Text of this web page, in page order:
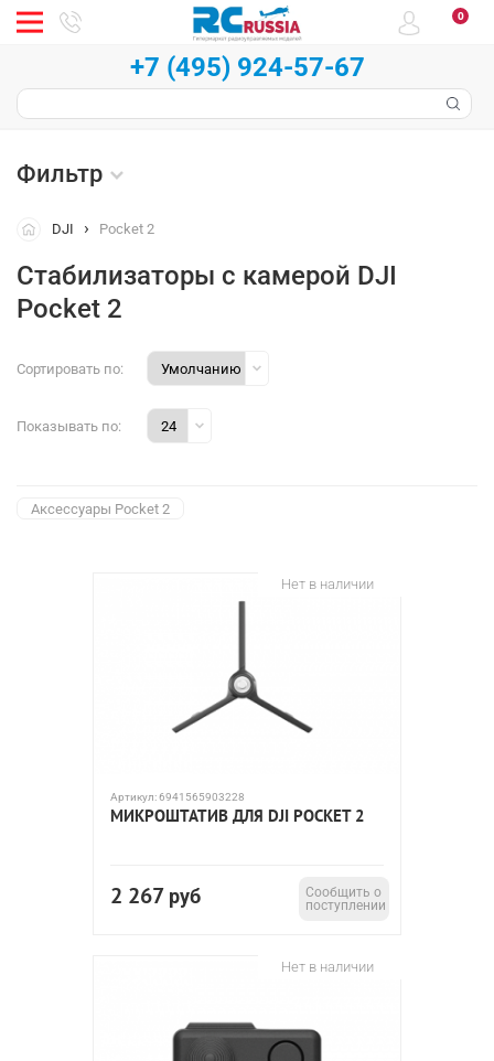
0
+7 (495) 924-57-67
Фильтр
DJI Pocket 2
Стабилизаторы с камерой DJI
Pocket 2
Сортировать по:
Показывать по:
Аксессуары Pocket 2
Нет в наличии
Артикул:6941565903228
МИКРОШТАТИВ ДЛЯ DJI POCKET 2
2 267 руб
Сообщить о
поступлении
Нет в наличии